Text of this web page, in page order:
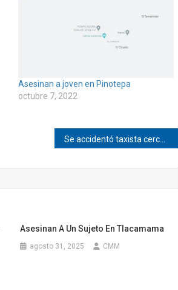
Asesinan a joven en Pinotepa
octubre 7, 2022
Asesinan A Un Sujeto En Tlacamama
agosto 31, 2025 CMM